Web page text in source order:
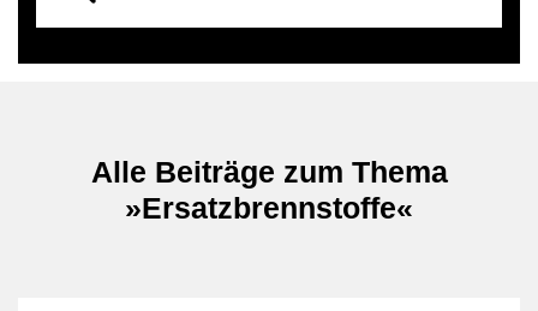
Alle Beiträge zum Thema
»Ersatzbrennstoffe«